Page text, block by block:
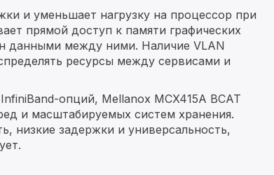
и уменьшает нагрузку на процессор при
прямой доступ к памяти графических
данными между ними. Наличие VLAN
ресурсы между сервисами и
опций, Mellanox MCX415A BCAT
и масштабируемых систем хранения.
низкие задержки и универсальность,